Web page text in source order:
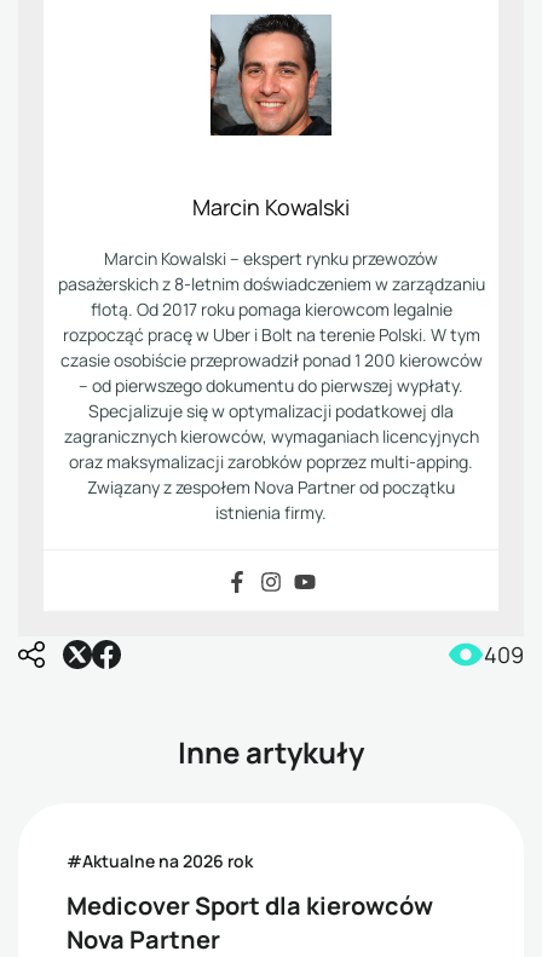
Marcin Kowalski
Marcin Kowalski – ekspert rynku przewozów
pasażerskich z 8-letnim doświadczeniem w zarządzaniu
flotą. Od 2017 roku pomaga kierowcom legalnie
rozpocząć pracę w Uber i Bolt na terenie Polski. W tym
czasie osobiście przeprowadził ponad 1 200 kierowców
– od pierwszego dokumentu do pierwszej wypłaty.
Specjalizuje się w optymalizacji podatkowej dla
zagranicznych kierowców, wymaganiach licencyjnych
oraz maksymalizacji zarobków poprzez multi-apping.
Związany z zespołem Nova Partner od początku
istnienia firmy.
409
Inne artykuły
#Aktualne na 2026 rok
Medicover Sport dla kierowców
Nova Partner